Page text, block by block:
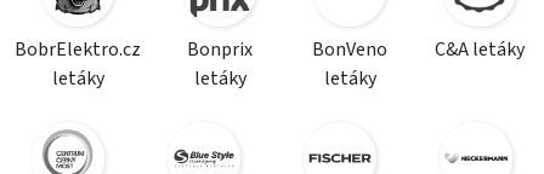
BobrElektro.cz
letáky
Bonprix
letáky
BonVeno
letáky
C&A letáky